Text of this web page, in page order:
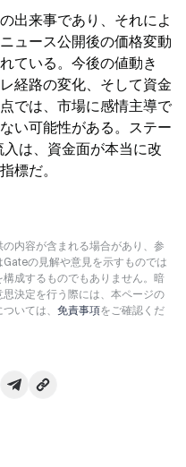
出来事であり、それによ
ュース公開後の価格変動
ている。今後の値動き
経路の変化、そして資金
では、市場に感情主導で
い可能性がある。ステー
は、資金面が本当に改
標だ。
内容が含まれる場合があり、参
の見解や意見を示すものでは
成するものでもありません。暗
決定を行う際には、本ページの
いては、 免責事項をご確認くだ